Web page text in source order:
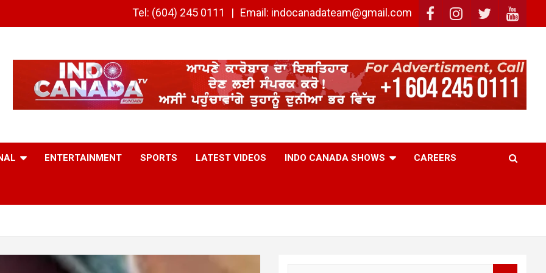
Tel: (604) 245 0111 Email: indocanadateam@gmail.com
ENTERTAINMENT SPORTS LATEST VIDEOS INDO CANADA SHOWS CAREERS